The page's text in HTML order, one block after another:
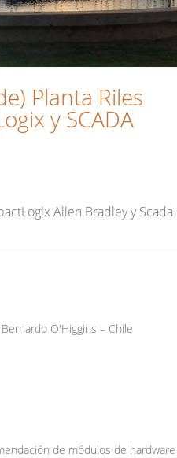
Planta Riles
y SCADA
Allen Bradley y Scada
O'Higgins – Chile
de módulos de hardware